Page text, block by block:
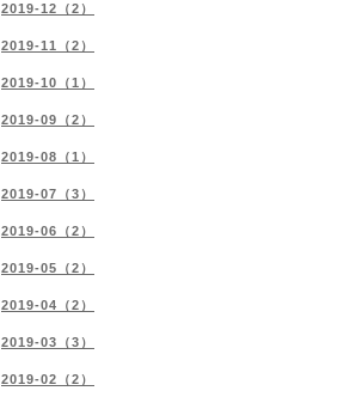
2019-12（2）
2019-11（2）
2019-10（1）
2019-09（2）
2019-08（1）
2019-07（3）
2019-06（2）
2019-05（2）
2019-04（2）
2019-03（3）
2019-02（2）